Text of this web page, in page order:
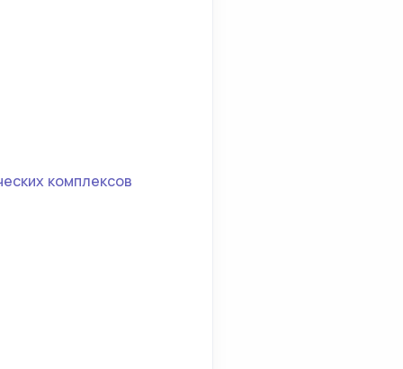
комплексов